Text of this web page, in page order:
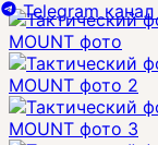
Telegram канал